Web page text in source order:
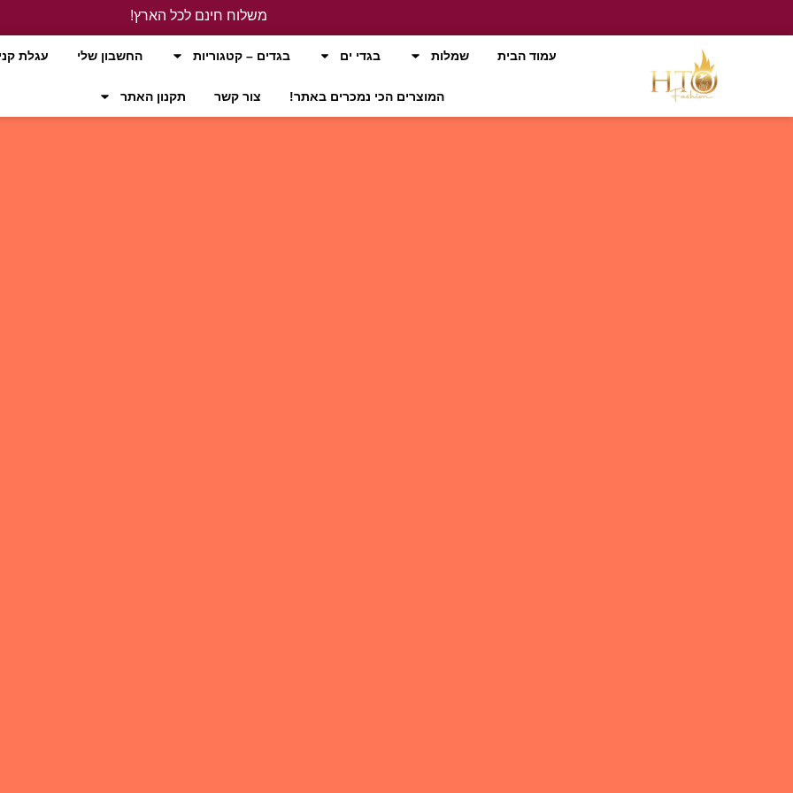
משלוח חינם לכל הארץ!
עמוד הבית
שמלות בגדי ים בגדים – קטגוריות החשבון שלי עגלת
המוצרים הכי נמכרים באתר! צור קשר תקנון האתר